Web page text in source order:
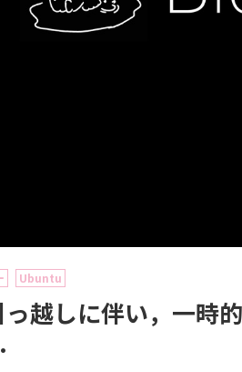
Ubuntu
っ越しに伴い，一